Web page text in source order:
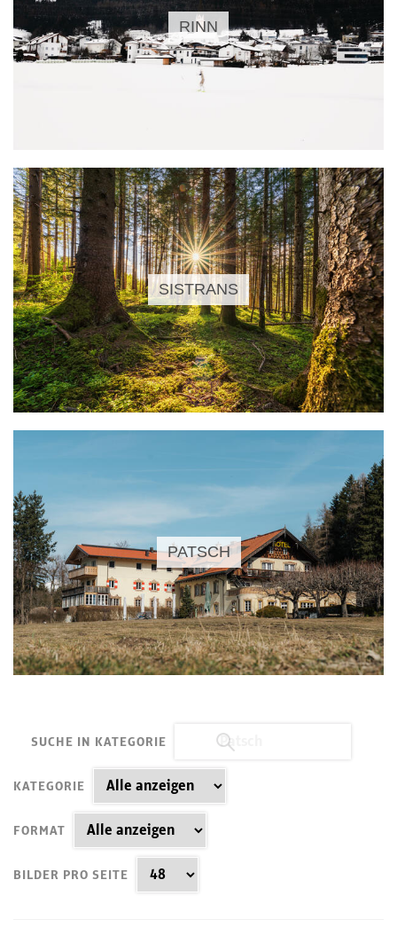
RINN
SISTRANS
PATSCH
SUCHE IN KATEGORIE
KATEGORIE
FORMAT
BILDER PRO SEITE